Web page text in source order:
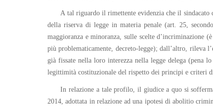
A tal riguardo il rimettente evidenzia che il sindacato
della riserva di legge in materia penale (art. 25,
maggioranza e minoranza, sulle scelte d’incriminazione
più problematicamente, decreto-legge); dall’altro, rileva
già fissate nella loro interezza nella legge delega (pena
legittimità costituzionale del rispetto dei principi e criteri
In relazione a tale profilo, il giudice a quo si
2014, adottata in relazione ad una ipotesi di abolitio